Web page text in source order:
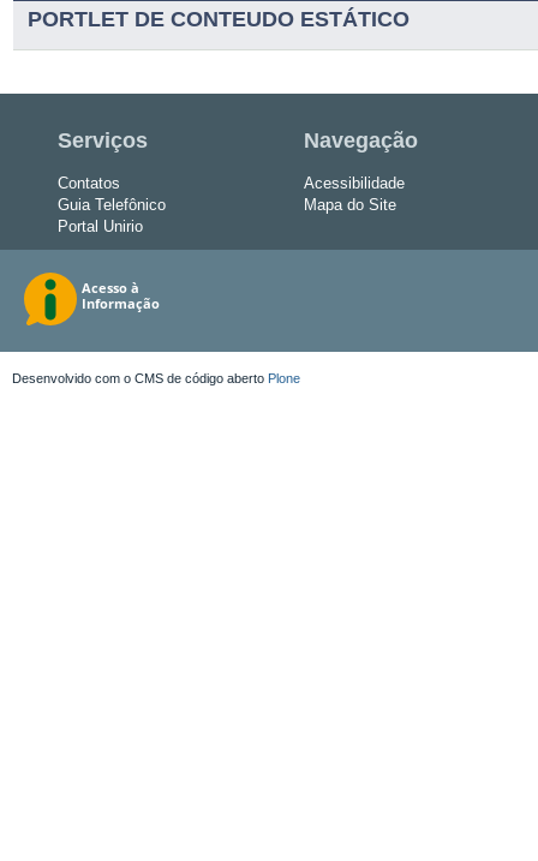
PORTLET DE CONTEUDO ESTÁTICO
Serviços
Contatos
Guia Telefônico
Portal Unirio
Navegação
Acessibilidade
Mapa do Site
Desenvolvido com o CMS de código aberto Plone